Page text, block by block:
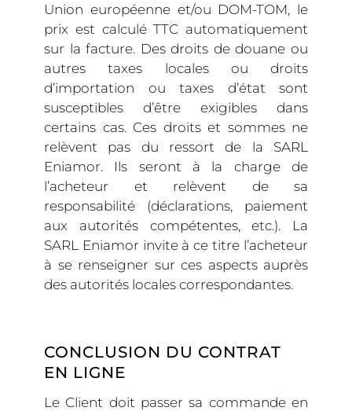
Union européenne et/ou DOM-TOM, le
prix est calculé TTC automatiquement
sur la facture. Des droits de douane ou
autres taxes locales ou droits
d’importation ou taxes d’état sont
susceptibles d’être exigibles dans
certains cas. Ces droits et sommes ne
relèvent pas du ressort de la SARL
Eniamor. Ils seront à la charge de
l’acheteur et relèvent de sa
responsabilité (déclarations, paiement
aux autorités compétentes, etc.). La
SARL Eniamor invite à ce titre l’acheteur
à se renseigner sur ces aspects auprès
des autorités locales correspondantes.
CONCLUSION DU CONTRAT
EN LIGNE
Le Client doit passer sa commande en